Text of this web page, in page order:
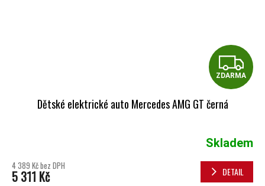
ZDARMA
Dětské elektrické auto Mercedes AMG GT černá
Skladem
4 389 Kč bez DPH
5 311 Kč DETAIL